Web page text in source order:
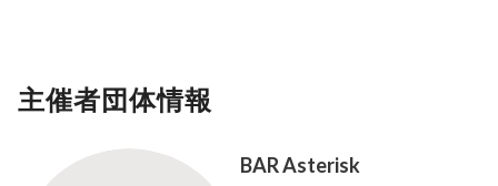
主催者団体情報
BAR Asterisk